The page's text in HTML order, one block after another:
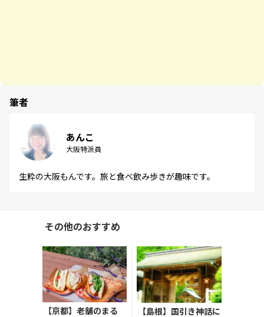
筆者
あんこ
大阪特派員
生粋の大阪もんです。旅と食べ飲み歩きが趣味です。
その他のおすすめ
【京都】老舗のまる
【島根】国引き神話に